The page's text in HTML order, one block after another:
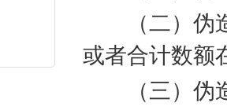
（二）伪造
或者合计数额
（三）伪造